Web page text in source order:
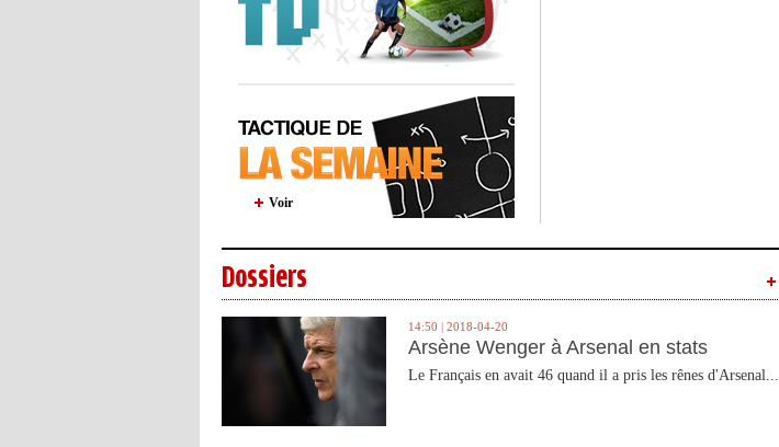
Voir
Dossiers
14:50 | 2018-04-20
Arsène Wenger à Arsenal en stats
Le Français en avait 46 quand il a pris les rênes d'Arsenal...